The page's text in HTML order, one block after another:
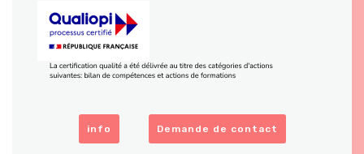
info Demande de contact